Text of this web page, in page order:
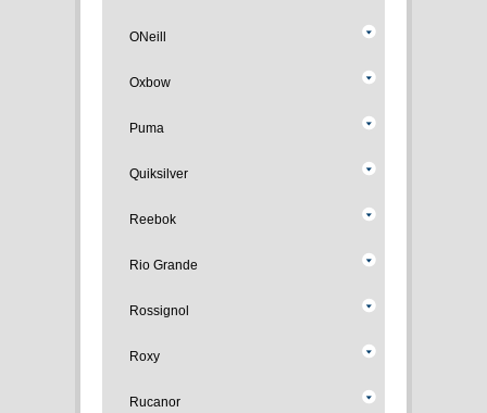
ONeill
Oxbow
Puma
Quiksilver
Reebok
Rio Grande
Rossignol
Roxy
Rucanor